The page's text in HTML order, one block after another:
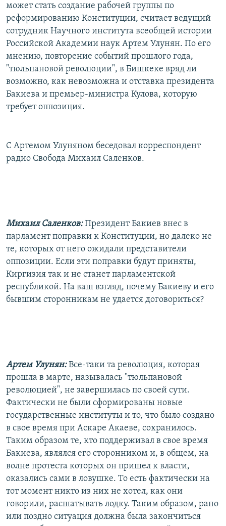
может стать создание рабочей группы по
реформированию Конституции, считает ведущий
сотрудник Научного института всеобщей истории
Российской Академии наук Артем Улунян. По его
мнению, повторение событий прошлого года,
"тюльпановой революции", в Бишкеке вряд ли
возможно, как невозможна и отставка президента
Бакиева и премьер-министра Кулова, которую
требует оппозиция.
С Артемом Улуняном беседовал корреспондент
радио Свобода Михаил Саленков.
Михаил Саленков: Президент Бакиев внес в
парламент поправки к Конституции, но далеко не
те, которых от него ожидали представители
оппозиции. Если эти поправки будут приняты,
Киргизия так и не станет парламентской
республикой. На ваш взгляд, почему Бакиеву и его
бывшим сторонникам не удается договориться?
Артем Улунян: Все-таки та революция, которая
прошла в марте, называлась "тюльпановой
революцией", не завершилась по своей сути.
Фактически не были сформированы новые
государственные институты и то, что было создано
в свое время при Аскаре Акаеве, сохранилось.
Таким образом те, кто поддерживал в свое время
Бакиева, являлся его сторонником и, в общем, на
волне протеста которых он пришел к власти,
оказались сами в ловушке. То есть фактически на
тот момент никто из них не хотел, как они
говорили, расшатывать лодку. Таким образом, рано
или поздно ситуация должна была закончиться